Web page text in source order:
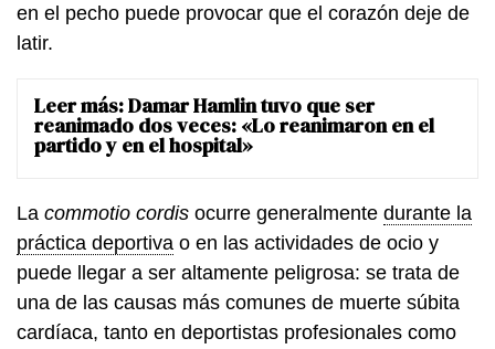
en el pecho puede provocar que el corazón deje de
latir.
Leer más:Damar Hamlin tuvo que ser
reanimado dos veces: «Lo reanimaron en el
partido y en el hospital»
La commotio cordis ocurre generalmente durante la
práctica deportiva o en las actividades de ocio y
puede llegar a ser altamente peligrosa: se trata de
una de las causas más comunes de muerte súbita
cardíaca, tanto en deportistas profesionales como